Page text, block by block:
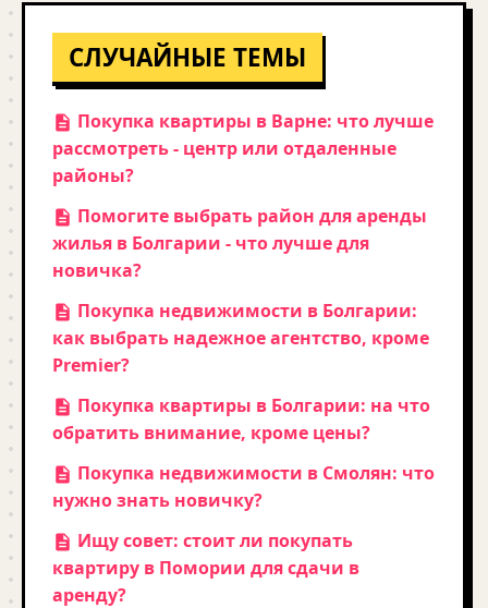
СЛУЧАЙНЫЕ ТЕМЫ
Покупка квартиры в Варне: что лучше
рассмотреть - центр или отдаленные
районы?
Помогите выбрать район для аренды
жилья в Болгарии - что лучше для
новичка?
Покупка недвижимости в Болгарии:
как выбрать надежное агентство, кроме
Premier?
Покупка квартиры в Болгарии: на что
обратить внимание, кроме цены?
Покупка недвижимости в Смолян: что
нужно знать новичку?
Ищу совет: стоит ли покупать
квартиру в Помории для сдачи в
аренду?